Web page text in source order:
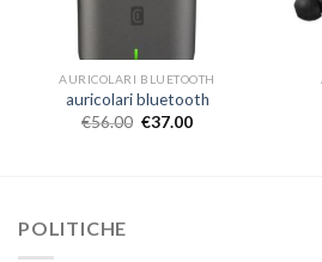
AURICOLARI BLUETOOTH
auricolari bluetooth
€56.00 €37.00
POLITICHE